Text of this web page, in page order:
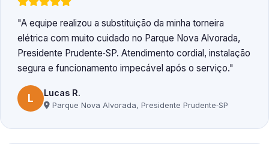
A equipe realizou a substituição da minha torneira
elétrica com muito cuidado no Parque Nova Alvorada,
Presidente Prudente‑SP. Atendimento cordial, instalação
segura e funcionamento impecável após o serviço.
L Lucas R.
Parque Nova Alvorada, Presidente Prudente‑SP